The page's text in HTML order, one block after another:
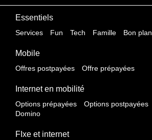
Essentiels
Services Fun Tech Famille Bon plan
Mobile
Offres postpayées Offre prépayées
Internet en mobilité
Options prépayées Options postpayées
Domino
FIxe et internet